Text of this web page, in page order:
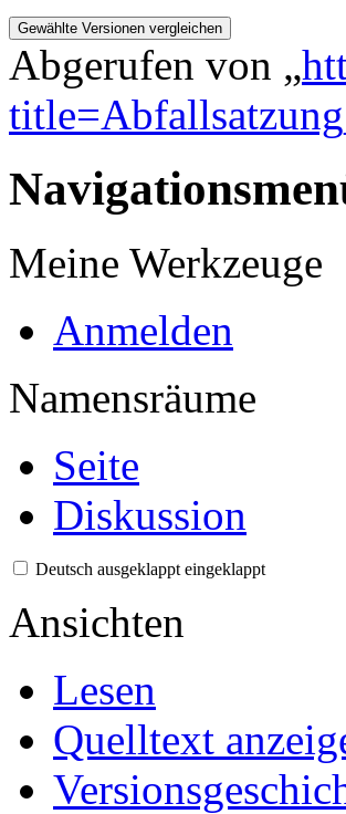
Abgerufen von „
Meine Werkzeuge
Anmelden
Namensräume
Seite
Diskussion
Deutsch ausgeklappt eingeklappt
Ansichten
Lesen
Quelltext